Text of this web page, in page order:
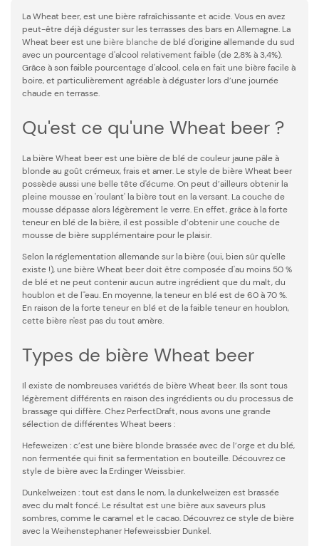
La Wheat beer, est une bière rafraîchissante et acide. Vous en avez
peut-être déjà déguster sur les terrasses des bars en Allemagne. La
Wheat beer est une bière blanchede blé d'origine allemande du sud
avec un pourcentage d'alcool relativement faible (de 2,8% à 3,4%).
Grâce à son faible pourcentage d'alcool, cela en fait une bière facile à
boire, et particulièrement agréable à déguster lors d’une journée
chaude en terrasse.
Qu'est ce qu'une Wheat beer ?
La bière Wheat beer est une bière de blé de couleur jaune pâle à
blonde au goût crémeux, frais et amer. Le style de bière Wheat beer
possède aussi une belle tête d'écume. On peut d’ailleurs obtenir la
pleine mousse en 'roulant' la bière tout en la versant. La couche de
mousse dépasse alors légèrement le verre. En effet, grâce à la forte
teneur en blé de la bière, il est possible d’obtenir une couche de
mousse de bière supplémentaire pour le plaisir.
Selon la réglementation allemande sur la bière (oui, bien sûr qu'elle
existe !), une bière Wheat beer doit être composée d'au moins 50 %
de blé et ne peut contenir aucun autre ingrédient que du malt, du
houblon et de l''eau. En moyenne, la teneur en blé est de 60 à 70 %.
En raison de la forte teneur en blé et de la faible teneur en houblon,
cette bière n'est pas du tout amère.
Types de bière Wheat beer
Il existe de nombreuses variétés de bière Wheat beer. Ils sont tous
légèrement différents en raison des ingrédients ou du processus de
brassage qui diffère. Chez PerfectDraft, nous avons une grande
sélection de différentes Wheat beers :
Hefeweizen : c’est une bière blonde brassée avec de l’orge et du blé,
non fermentée qui finit sa fermentation en bouteille. Découvrez ce
style de bière avec la Erdinger Weissbier.
Dunkelweizen : tout est dans le nom, la dunkelweizen est brassée
avec du malt foncé. Le résultat est une bière aux saveurs plus
sombres, comme le caramel et le cacao. Découvrez ce style de bière
avec la Weihenstephaner Hefeweissbier Dunkel.